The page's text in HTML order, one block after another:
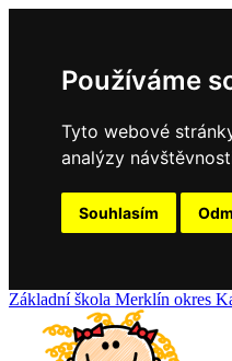
Používáme
Tyto webové
analýzy
Souhlasím
Základníškola Merklín okres